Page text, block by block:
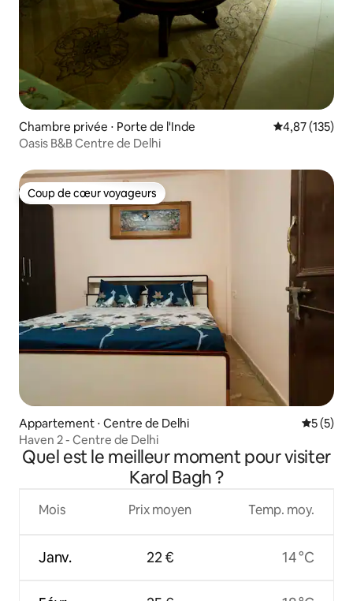
Chambre privée ⋅ Porte de l'Inde Évaluation
4,87 (135)
Oasis B&B Centre de Delhi
Coup de cœur voyageurs
Coup de cœur voyageurs
Appartement ⋅ Centre de Delhi
5 (5)
Haven 2 - Centre de Delhi
Quel est le meilleur moment pour visiter
Karol Bagh ?
Mois
Janv.
Prix moyen
22 €
Temp. moy.
14 °C